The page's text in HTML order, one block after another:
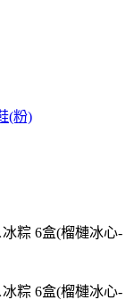
(粉)
粽 6盒(榴槤冰心-
粽 6盒(榴槤冰心-